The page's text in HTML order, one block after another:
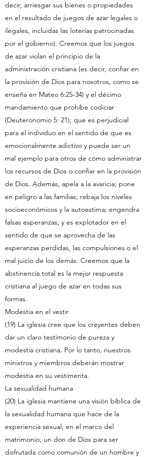
decir, arriesgar sus bienes o propiedades
en el resultado de juegos de azar legales o
ilegales, incluidas las loterías patrocinadas
por el gobierno). Creemos que los juegos
de azar violan el principio de la
administración cristiana (es decir, confiar en
la provisión de Dios para nosotros, como se
enseña en Mateo 6:25-34) y el décimo
mandamiento que prohíbe codiciar
(Deuteronomio 5: 21); que es perjudicial
para el individuo en el sentido de que es
emocionalmente adictivo y puede ser un
mal ejemplo para otros de cómo administrar
los recursos de Dios o confiar en la provisión
de Dios. Además, apela a la avaricia; pone
en peligro a las familias; rebaja los niveles
socioeconómicos y la autoestima; engendra
falsas esperanzas; y es explotador en el
sentido de que se aprovecha de las
esperanzas perdidas, las compulsiones o el
mal juicio de los demás. Creemos que la
abstinencia total es la mejor respuesta
cristiana al juego de azar en todas sus
formas.
Modestia en el vestir
(19) La iglesia cree que los creyentes deben
dar un claro testimonio de pureza y
modestia cristiana. Por lo tanto, nuestros
ministros y miembros deberán mostrar
modestia en su vestimenta.
La sexualidad humana
(20) La iglesia mantiene una visión bíblica de
la sexualidad humana que hace de la
experiencia sexual, en el marco del
matrimonio, un don de Dios para ser
disfrutada como comunión de un hombre y